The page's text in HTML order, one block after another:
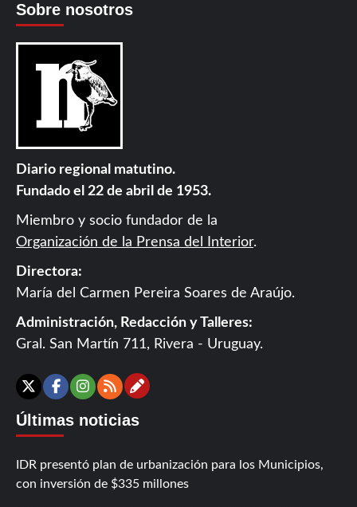
Sobre nosotros
Diario regional matutino.
Fundado el 22 de abril de 1953.
Miembro y socio fundador de la
Organización de la Prensa del Interior.
Directora:
María del Carmen Pereira Soares de Araújo.
Administración, Redacción y Talleres:
Gral. San Martín 711, Rivera - Uruguay.
X Facebook
Instagram
RSSContáctanos
Últimas noticias
IDR presentó plan de urbanización para los Municipios,
con inversión de $335 millones